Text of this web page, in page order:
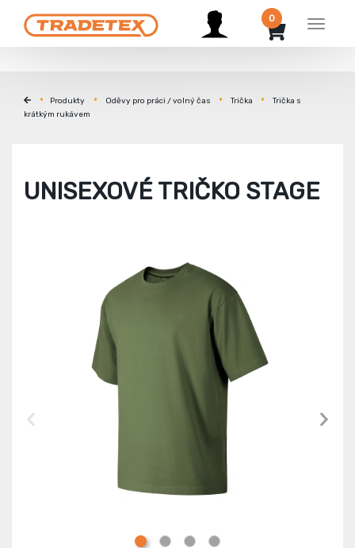
Menu
0
Produkty Oděvy pro práci / volný čas Trička
Trička s
krátkým rukávem
UNISEXOVÉ TRIČKO STAGE